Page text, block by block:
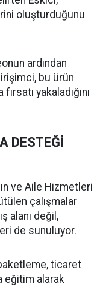
oluşturduğunu
ardından
bu ürün
yakaladığını
DESTEĞİ
ve Aile Hizmetleri
çalışmalar
alanı değil,
de sunuluyor.
ticaret
eğitim alarak